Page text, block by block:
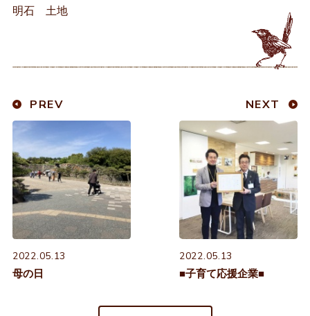
明石 土地
PREV
2022.05.13
母の日
NEXT
2022.05.13
■子育て応援企業■